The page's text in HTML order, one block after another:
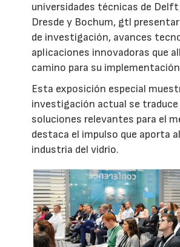
universidades técnicas de
Dresde y Bochum, gtl
de investigación, avances
aplicaciones innovadoras que
camino para su
Esta exposición especial
investigación actual se traduce
soluciones relevantes para el
destaca el impulso que aporta
industria del vidrio.